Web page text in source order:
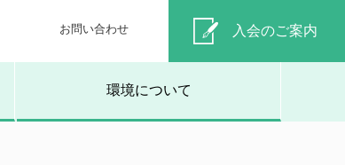
お問い合わせ 入会のご案内
環境について